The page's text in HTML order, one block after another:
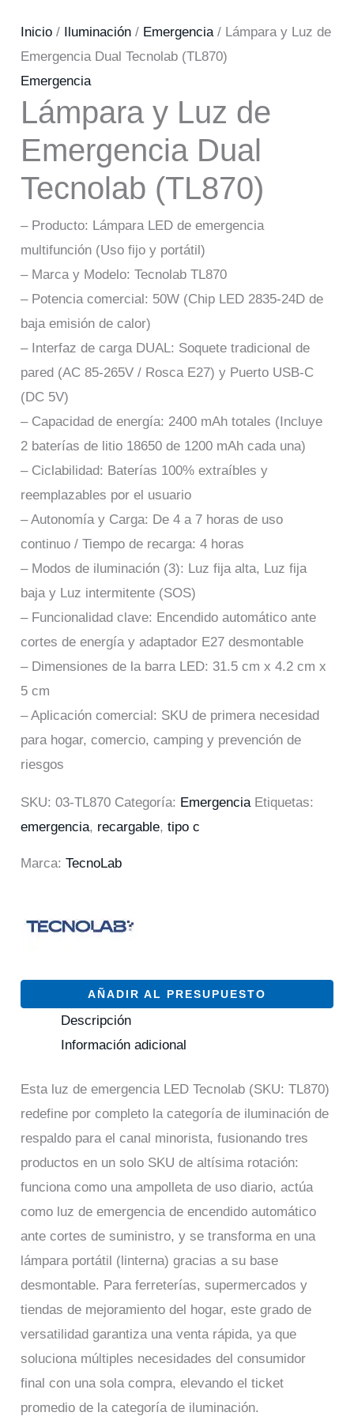
Inicio / Iluminación / Emergencia/ Lámpara y Luz de
Emergencia Dual Tecnolab (TL870)
Emergencia
Lámpara y Luz de
Emergencia Dual
Tecnolab (TL870)
– Producto: Lámpara LED de emergencia
multifunción (Uso fijo y portátil)
– Marca y Modelo: Tecnolab TL870
– Potencia comercial: 50W (Chip LED 2835-24D de
baja emisión de calor)
– Interfaz de carga DUAL: Soquete tradicional de
pared (AC 85-265V / Rosca E27) y Puerto USB-C
(DC 5V)
– Capacidad de energía: 2400 mAh totales (Incluye
2 baterías de litio 18650 de 1200 mAh cada una)
– Ciclabilidad: Baterías 100% extraíbles y
reemplazables por el usuario
– Autonomía y Carga: De 4 a 7 horas de uso
continuo / Tiempo de recarga: 4 horas
– Modos de iluminación (3): Luz fija alta, Luz fija
baja y Luz intermitente (SOS)
– Funcionalidad clave: Encendido automático ante
cortes de energía y adaptador E27 desmontable
– Dimensiones de la barra LED: 31.5 cm x 4.2 cm x
5 cm
– Aplicación comercial: SKU de primera necesidad
para hogar, comercio, camping y prevención de
riesgos
SKU:03-TL870 Categoría: Emergencia Etiquetas:
emergencia, recargable,tipo c
Marca:TecnoLab
AÑADIR AL PRESUPUESTO
Descripción
Información adicional
Esta luz de emergencia LED Tecnolab (SKU: TL870)
redefine por completo la categoría de iluminación de
respaldo para el canal minorista, fusionando tres
productos en un solo SKU de altísima rotación:
funciona como una ampolleta de uso diario, actúa
como luz de emergencia de encendido automático
ante cortes de suministro, y se transforma en una
lámpara portátil (linterna) gracias a su base
desmontable. Para ferreterías, supermercados y
tiendas de mejoramiento del hogar, este grado de
versatilidad garantiza una venta rápida, ya que
soluciona múltiples necesidades del consumidor
final con una sola compra, elevando el ticket
promedio de la categoría de iluminación.